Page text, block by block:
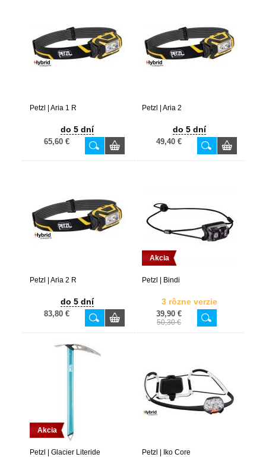
Petzl | Aria 1 R
do 5 dní
65,60 €
Petzl | Aria 2
do 5 dní
49,40 €
Petzl | Aria 2 R
do 5 dní
83,80 €
Akcia
Petzl | Bindi
3 rôzne verzie
39,90 €
50,30 €
Akcia
Petzl | Glacier Literide Petzl | Iko Core